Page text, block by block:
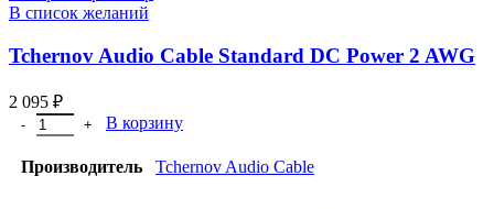
В список желаний
Tchernov Audio Cable Standard DC Power 2 AWG
2 095 ₽
В корзину
Производитель Tchernov Audio Cable